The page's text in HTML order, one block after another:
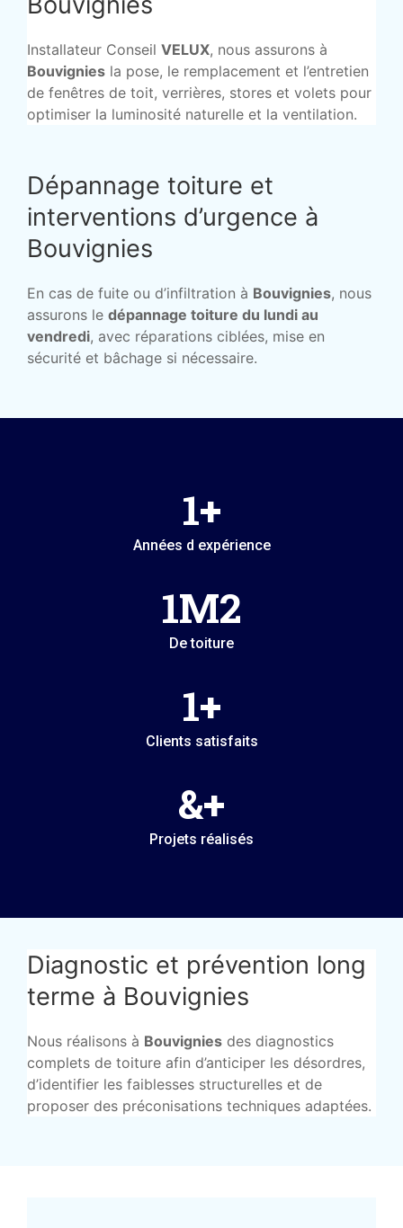
Installateur Conseil VELUX, nous assurons à
Bouvignies la pose, le remplacement et l’entretien
de fenêtres de toit, verrières, stores et volets pour
optimiser la luminosité naturelle et la ventilation.
Dépannage toiture et
interventions d’urgence à
Bouvignies
En cas de fuite ou d’infiltration à Bouvignies, nous
assurons le dépannage toiture du lundi au
vendredi, avec réparations ciblées, mise en
sécurité et bâchage si nécessaire.
1+
Années d expérience
1M2
De toiture
1+
Clients satisfaits
&+
Projets réalisés
Diagnostic et prévention long
terme à Bouvignies
Nous réalisons à Bouvignies des diagnostics
complets de toiture afin d’anticiper les désordres,
d’identifier les faiblesses structurelles et de
proposer des préconisations techniques adaptées.